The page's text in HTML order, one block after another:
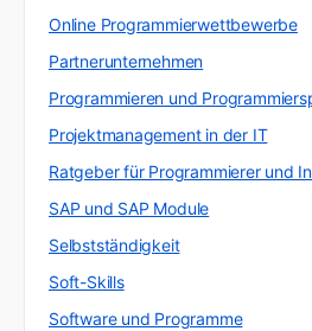
Online Programmierwettbewerbe
Partnerunternehmen
Programmieren und
Projektmanagement in der IT
Ratgeber für Programmierer und
SAP und SAP Module
Selbstständigkeit
Soft-Skills
Software und Programme